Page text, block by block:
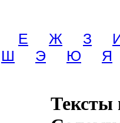
Е Ж З
Ш Э Ю Я
Тексты